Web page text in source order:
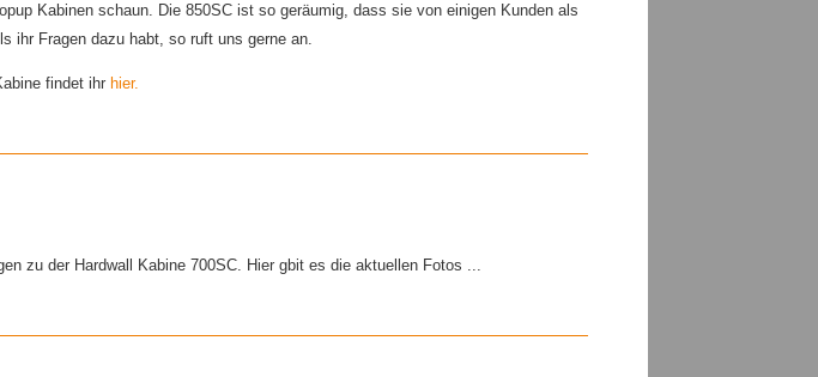
Kabinen schaun. Die 850SC ist so geräumig, dass sie von einigen Kunden als
ihr Fragen dazu habt, so ruft uns gerne an.
findet ihr hier.
zu der Hardwall Kabine 700SC. Hier gbit es die aktuellen Fotos ...